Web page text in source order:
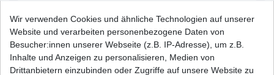
Filter
Wir verwenden Cookies und ähnliche Technologien auf unserer
Website und verarbeiten personenbezogene Daten von
Besucher:innen unserer Webseite (z.B. IP-Adresse), um z.B.
Inhalte und Anzeigen zu personalisieren, Medien von
Drittanbietern einzubinden oder Zugriffe auf unsere Website zu